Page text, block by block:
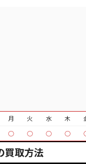
都度見積(非公開)
都度見積(非公開)
都度見積(非公開)
月 火 水 木
○ ○ ○ ○
取方法